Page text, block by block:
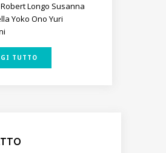
Robert Longo Susanna
Yoko Ono Yuri
TUTTO